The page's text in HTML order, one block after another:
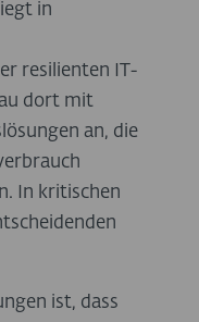
in
resilienten IT-
dort mit
an, die
In kritischen
ist, dass